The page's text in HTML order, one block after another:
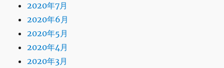
2020年7月
2020年6月
2020年5月
2020年4月
2020年3月